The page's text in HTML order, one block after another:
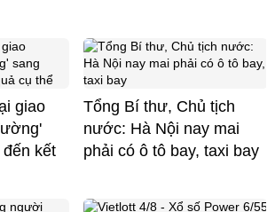
giao
đến kết
Tổng Bí thư, Chủ tịch
nước: Hà Nội nay mai
phải có ô tô bay, taxi bay